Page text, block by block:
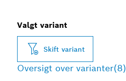
Valgt variant
Skift variant
Oversigt over varianter(8)